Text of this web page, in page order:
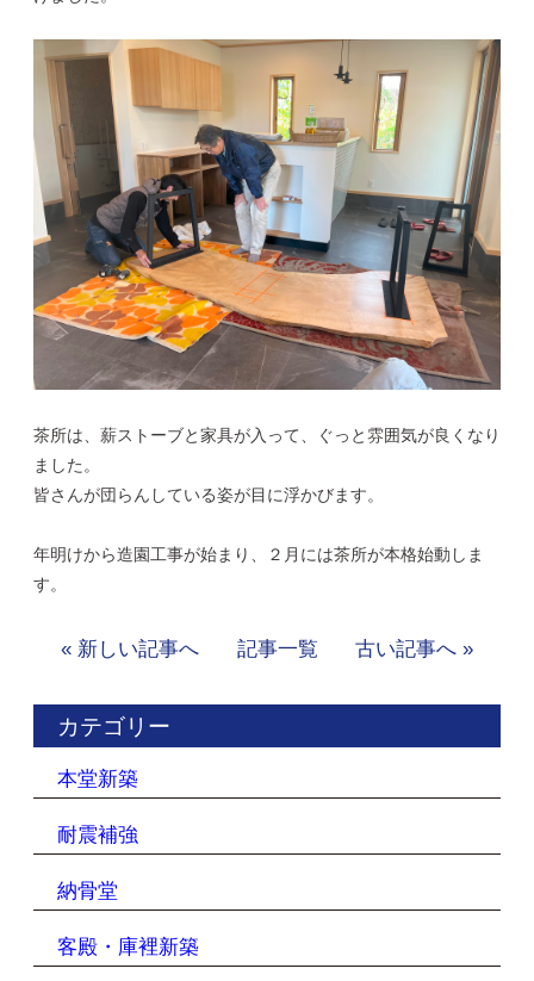
茶所は、薪ストーブと家具が入って、ぐっと雰囲気が良くなり
ました。
皆さんが団らんしている姿が目に浮かびます。
年明けから造園工事が始まり、２月には茶所が本格始動しま
す。
« 新しい記事へ 記事一覧 古い記事へ »
カテゴリー
本堂新築
耐震補強
納骨堂
客殿・庫裡新築